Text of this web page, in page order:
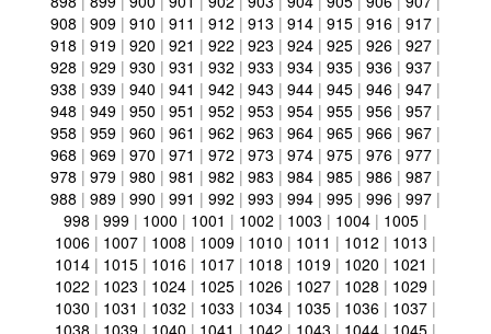
908 | 909 | 910 | 911 | 912 | 913 | 914 | 915 | 916 | 917 |
918 | 919 | 920 | 921 | 922 | 923 | 924 | 925 | 926 | 927 |
928 | 929 | 930 | 931 | 932 | 933 | 934 | 935 | 936 | 937 |
938 | 939 | 940 | 941 | 942 | 943 | 944 | 945 | 946 | 947 |
948 | 949 | 950 | 951 | 952 | 953 | 954 | 955 | 956 | 957 |
958 | 959 | 960 | 961 | 962 | 963 | 964 | 965 | 966 | 967 |
968 | 969 | 970 | 971 | 972 | 973 | 974 | 975 | 976 | 977 |
978 | 979 | 980 | 981 | 982 | 983 | 984 | 985 | 986 | 987 |
988 | 989 | 990 | 991 | 992 | 993 | 994 | 995 | 996 | 997 |
998 | 999 | 1000 | 1001 | 1002 | 1003 | 1004 | 1005 |
1006 | 1007 | 1008 | 1009 | 1010 | 1011 | 1012 | 1013 |
1014 | 1015 | 1016 | 1017 | 1018 | 1019 | 1020 | 1021 |
1022 | 1023 | 1024 | 1025 | 1026 | 1027 | 1028 | 1029 |
1030 | 1031 | 1032 | 1033 | 1034 | 1035 | 1036 | 1037 |